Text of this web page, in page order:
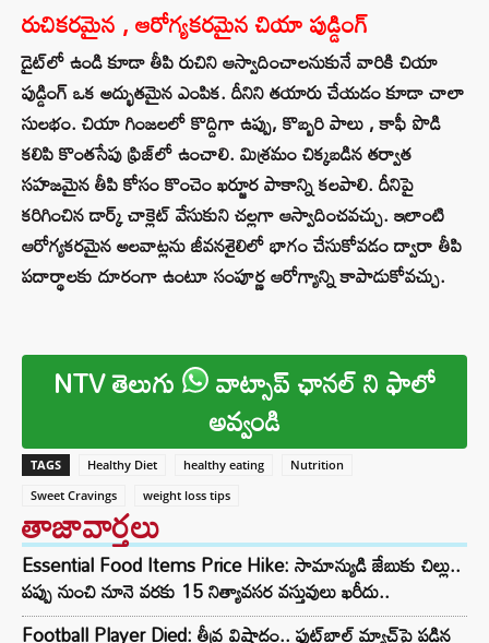
రుచికరమైన , ఆరోగ్యకరమైన చియా పుడ్డింగ్
డైట్‌లో ఉండి కూడా తీపి రుచిని ఆస్వాదించాలనుకునే వారికి చియా
పుడ్డింగ్ ఒక అద్భుతమైన ఎంపిక. దీనిని తయారు చేయడం కూడా చాలా
సులభం. చియా గింజలలో కొద్దిగా ఉప్పు, కొబ్బరి పాలు , కాఫీ పొడి
కలిపి కొంతసేపు ఫ్రిజ్‌లో ఉంచాలి. మిశ్రమం చిక్కబడిన తర్వాత
సహజమైన తీపి కోసం కొంచెం ఖర్జూర పాకాన్ని కలపాలి. దీనిపై
కరిగించిన డార్క్ చాక్లెట్ వేసుకుని చల్లగా ఆస్వాదించవచ్చు. ఇలాంటి
ఆరోగ్యకరమైన అలవాట్లను జీవనశైలిలో భాగం చేసుకోవడం ద్వారా తీపి
పదార్థాలకు దూరంగా ఉంటూ సంపూర్ణ ఆరోగ్యాన్ని కాపాడుకోవచ్చు.
NTV తెలుగు వాట్సాప్ ఛానల్ ని ఫాలో
అవ్వండి
TAGS Healthy Diet healthy eating
Nutrition
Sweet Cravings
weight loss tips
తాజావార్తలు
Essential Food Items Price Hike: సామాన్యుడి జేబుకు చిల్లు..
పప్పు నుంచి నూనె వరకు 15 నిత్యావసర వస్తువులు ఖరీదు..
Football Player Died: తీవ్ర విషాదం.. ఫుట్‌బాల్ మ్యాచ్‌పై పడిన